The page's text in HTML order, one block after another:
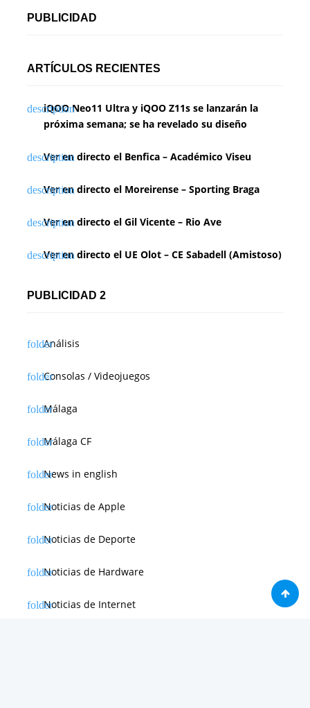
PUBLICIDAD
ARTÍCULOS RECIENTES
iQOO Neo11 Ultra y iQOO Z11s se lanzarán la
próxima semana; se ha revelado su diseño
Ver en directo el Benfica – Académico Viseu
Ver en directo el Moreirense – Sporting Braga
Ver en directo el Gil Vicente – Rio Ave
Ver en directo el UE Olot – CE Sabadell (Amistoso)
PUBLICIDAD 2
Análisis
Consolas / Videojuegos
Málaga
Málaga CF
News in english
Noticias de Apple
Noticias de Deporte
Noticias de Hardware
Noticias de Internet